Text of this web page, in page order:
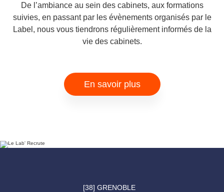
De l’ambiance au sein des cabinets, aux formations
suivies, en passant par les évènements organisés par le
Label, nous vous tiendrons régulièrement informés de la
vie des cabinets.
En savoir plus
[38] GRENOBLE